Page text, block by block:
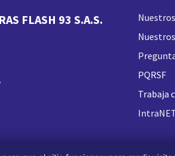
FLASH 93 S.A.S.
PQRSF
Trabaja